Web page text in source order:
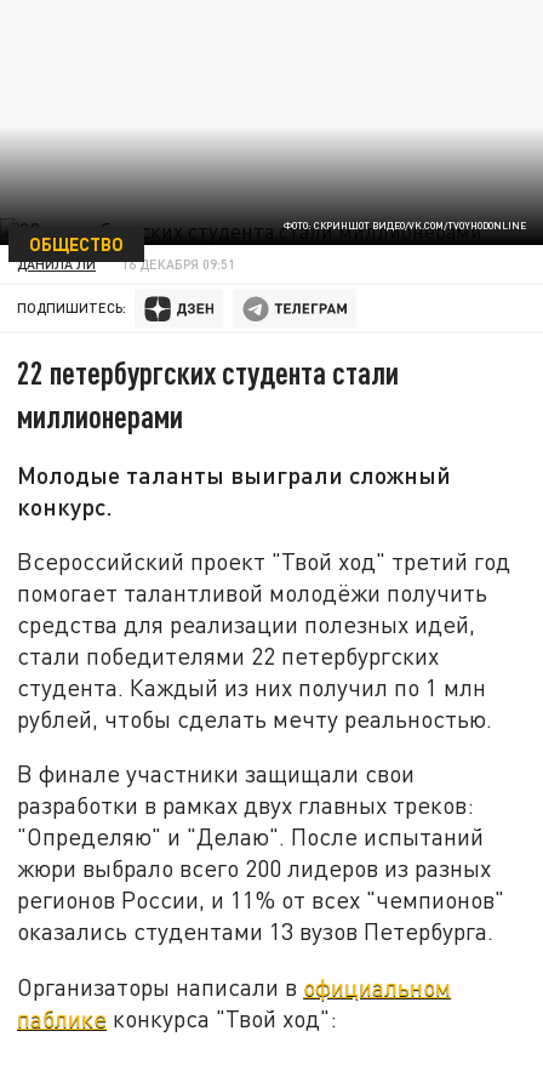
ФОТО: СКРИНШОТ ВИДЕО/VK.COM/TVOYHODONLINE
ОБЩЕСТВО
ДАНИЛА ЛИ 16 ДЕКАБРЯ 09:51
ПОДПИШИТЕСЬ:
22 петербургских студента стали
миллионерами
Молодые таланты выиграли сложный
конкурс.
Всероссийский проект "Твой ход" третий год
помогает талантливой молодёжи получить
средства для реализации полезных идей,
стали победителями 22 петербургских
студента. Каждый из них получил по 1 млн
рублей, чтобы сделать мечту реальностью.
В финале участники защищали свои
разработки в рамках двух главных треков:
"Определяю" и "Делаю". После испытаний
жюри выбрало всего 200 лидеров из разных
регионов России, и 11% от всех "чемпионов"
оказались студентами 13 вузов Петербурга.
Организаторы написали в официальном
паблике конкурса "Твой ход":